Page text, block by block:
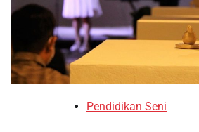
Pendidikan Seni